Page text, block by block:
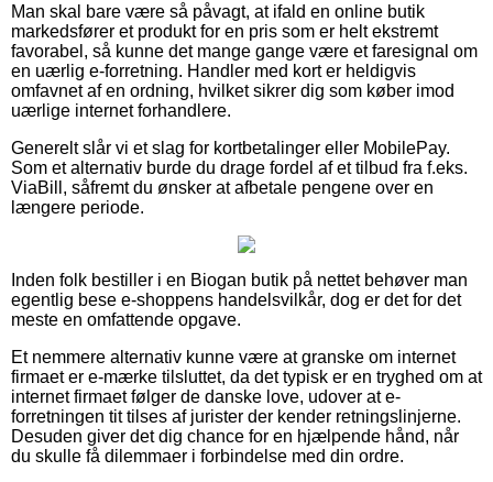
Man skal bare være så påvagt, at ifald en online butik
markedsfører et produkt for en pris som er helt ekstremt
favorabel, så kunne det mange gange være et faresignal om
en uærlig e-forretning. Handler med kort er heldigvis
omfavnet af en ordning, hvilket sikrer dig som køber imod
uærlige internet forhandlere.
Generelt slår vi et slag for kortbetalinger eller MobilePay.
Som et alternativ burde du drage fordel af et tilbud fra f.eks.
ViaBill, såfremt du ønsker at afbetale pengene over en
længere periode.
Inden folk bestiller i en Biogan butik på nettet behøver man
egentlig bese e-shoppens handelsvilkår, dog er det for det
meste en omfattende opgave.
Et nemmere alternativ kunne være at granske om internet
firmaet er e-mærke tilsluttet, da det typisk er en tryghed om at
internet firmaet følger de danske love, udover at e-
forretningen tit tilses af jurister der kender retningslinjerne.
Desuden giver det dig chance for en hjælpende hånd, når
du skulle få dilemmaer i forbindelse med din ordre.